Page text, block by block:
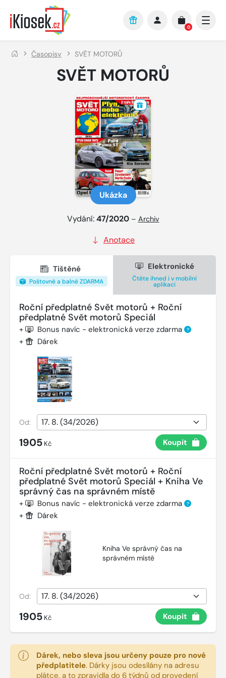
Přejít na hlavní obsah
0
Časopisy SVĚT MOTORŮ
SVĚT MOTORŮ
Ukázka
Vydání:47/2020 – Archiv
Anotace
Tištěné
Poštovné a balné ZDARMA
Elektronické
Čtěte ihned i v mobilní
aplikaci
Roční předplatné Svět motorů + Roční
předplatné Svět motorů Speciál
+ Bonus navíc - elektronická verze zdarma ?
+ Dárek
Od:
1905 Kč Koupit
Roční předplatné Svět motorů + Roční
předplatné Svět motorů Speciál + Kniha Ve
správný čas na správném místě
+ Bonus navíc - elektronická verze zdarma ?
+ Dárek
Kniha Ve správný čas na
správném místě
Od:
1905 Kč Koupit
Dárek, nebo sleva jsou určeny pouze pro nové
předplatitele. Dárky jsou odesílány na adresu
plátce, a to zpravidla do 6 týdnů od provedení